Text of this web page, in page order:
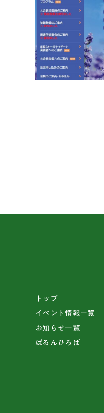
トップ
イベント情報一覧
お知らせ一覧
ぱるんひろば